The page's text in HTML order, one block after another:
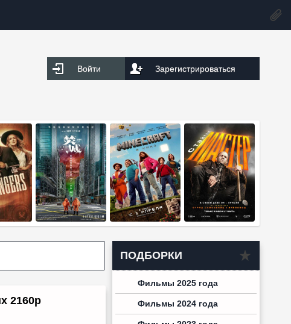
Войти Зарегистрироваться
2160p
ПОДБОРКИ
Фильмы 2025 года
Фильмы 2024 года